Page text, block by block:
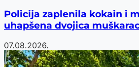
Policija zaplenila kokain i
uhapšena dvojica
07.08.2026.